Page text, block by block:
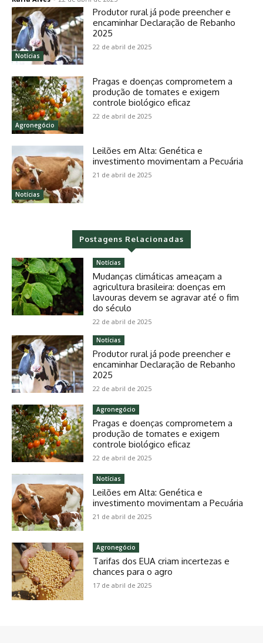
Notícias
Produtor rural já pode preencher e
encaminhar Declaração de Rebanho
2025
22 de abril de 2025
Agronegócio
Pragas e doenças comprometem a
produção de tomates e exigem
controle biológico eficaz
22 de abril de 2025
Notícias
Leilões em Alta: Genética e
investimento movimentam a Pecuária
21 de abril de 2025
Postagens Relacionadas
Notícias
Mudanças climáticas ameaçam a
agricultura brasileira: doenças em
lavouras devem se agravar até o fim
do século
22 de abril de 2025
Notícias
Produtor rural já pode preencher e
encaminhar Declaração de Rebanho
2025
22 de abril de 2025
Agronegócio
Pragas e doenças comprometem a
produção de tomates e exigem
controle biológico eficaz
22 de abril de 2025
Notícias
Leilões em Alta: Genética e
investimento movimentam a Pecuária
21 de abril de 2025
Agronegócio
Tarifas dos EUA criam incertezas e
chances para o agro
17 de abril de 2025